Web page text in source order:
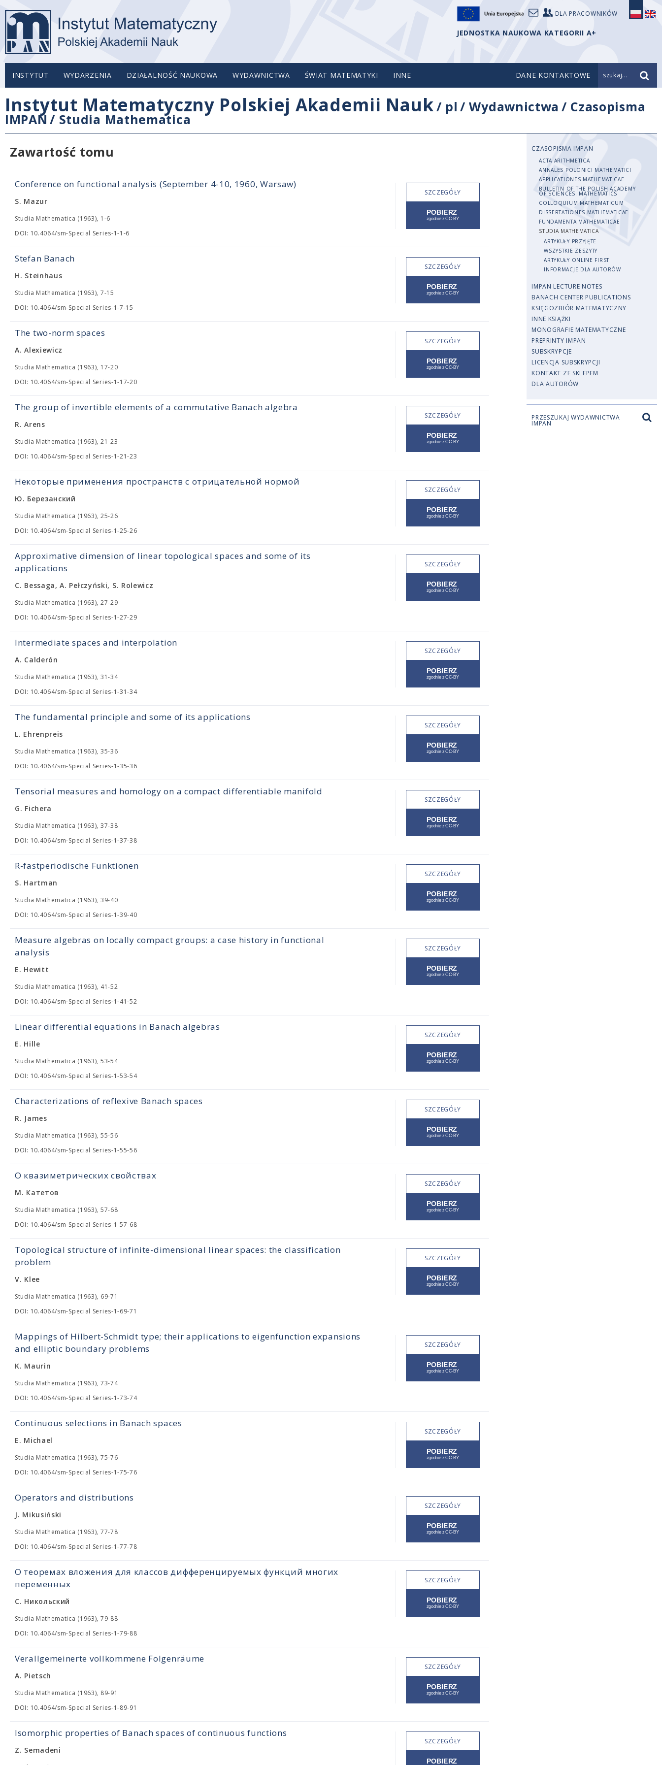
DLA PRACOWNIKÓW
JEDNOSTKA NAUKOWA KATEGORII A+
INSTYTUT WYDARZENIA DZIAŁALNOŚĆ NAUKOWA WYDAWNICTWA ŚWIAT MATEMATYKI INNE DANE KONTAKTOWE szukaj...
Instytut Matematyczny Polskiej Akademii Nauk/ pl /Wydawnictwa / Czasopisma
IMPAN / Studia Mathematica
Zawartość tomu
Conference on functional analysis (September 4-10, 1960, Warsaw)
S. Mazur
Studia Mathematica (1963), 1-6
DOI: 10.4064/sm-Special Series-1-1-6
SZCZEGÓŁY
Stefan Banach
H. Steinhaus
Studia Mathematica (1963), 7-15
DOI: 10.4064/sm-Special Series-1-7-15
SZCZEGÓŁY
The two-norm spaces
A. Alexiewicz
Studia Mathematica (1963), 17-20
DOI: 10.4064/sm-Special Series-1-17-20
SZCZEGÓŁY
The group of invertible elements of a commutative Banach algebra
R. Arens
Studia Mathematica (1963), 21-23
DOI: 10.4064/sm-Special Series-1-21-23
SZCZEGÓŁY
Некоторые применения пространств с отрицательной нормой
Ю. Березанский
Studia Mathematica (1963), 25-26
DOI: 10.4064/sm-Special Series-1-25-26
SZCZEGÓŁY
Approximative dimension of linear topological spaces and some of its
applications
C. Bessaga, A. Pełczyński, S. Rolewicz
Studia Mathematica (1963), 27-29
DOI: 10.4064/sm-Special Series-1-27-29
SZCZEGÓŁY
Intermediate spaces and interpolation
A. Calderón
Studia Mathematica (1963), 31-34
DOI: 10.4064/sm-Special Series-1-31-34
SZCZEGÓŁY
The fundamental principle and some of its applications
L. Ehrenpreis
Studia Mathematica (1963), 35-36
DOI: 10.4064/sm-Special Series-1-35-36
SZCZEGÓŁY
Tensorial measures and homology on a compact differentiable manifold
G. Fichera
Studia Mathematica (1963), 37-38
DOI: 10.4064/sm-Special Series-1-37-38
SZCZEGÓŁY
R-fastperiodische Funktionen
S. Hartman
Studia Mathematica (1963), 39-40
DOI: 10.4064/sm-Special Series-1-39-40
SZCZEGÓŁY
Measure algebras on locally compact groups: a case history in functional
analysis
E. Hewitt
Studia Mathematica (1963), 41-52
DOI: 10.4064/sm-Special Series-1-41-52
SZCZEGÓŁY
Linear differential equations in Banach algebras
E. Hille
Studia Mathematica (1963), 53-54
DOI: 10.4064/sm-Special Series-1-53-54
SZCZEGÓŁY
Characterizations of reflexive Banach spaces
R. James
Studia Mathematica (1963), 55-56
DOI: 10.4064/sm-Special Series-1-55-56
SZCZEGÓŁY
О квазиметрических свойствах
М. Катетов
Studia Mathematica (1963), 57-68
DOI: 10.4064/sm-Special Series-1-57-68
SZCZEGÓŁY
Topological structure of infinite-dimensional linear spaces: the classification
problem
V. Klee
Studia Mathematica (1963), 69-71
DOI: 10.4064/sm-Special Series-1-69-71
SZCZEGÓŁY
Mappings of Hilbert-Schmidt type; their applications to eigenfunction expansions
and elliptic boundary problems
K. Maurin
Studia Mathematica (1963), 73-74
DOI: 10.4064/sm-Special Series-1-73-74
SZCZEGÓŁY
Continuous selections in Banach spaces
E. Michael
Studia Mathematica (1963), 75-76
DOI: 10.4064/sm-Special Series-1-75-76
SZCZEGÓŁY
Operators and distributions
J. Mikusiński
Studia Mathematica (1963), 77-78
DOI: 10.4064/sm-Special Series-1-77-78
SZCZEGÓŁY
О теоремах вложения для классов дифференцируемых функций многих
переменных
С. Никольский
Studia Mathematica (1963), 79-88
DOI: 10.4064/sm-Special Series-1-79-88
SZCZEGÓŁY
Verallgemeinerte vollkommene Folgenräume
A. Pietsch
Studia Mathematica (1963), 89-91
DOI: 10.4064/sm-Special Series-1-89-91
SZCZEGÓŁY
Isomorphic properties of Banach spaces of continuous functions
Z. Semadeni
SZCZEGÓŁY
CZASOPISMA IMPAN
ACTA ARITHMETICA
ANNALES POLONICI MATHEMATICI
APPLICATIONES MATHEMATICAE
BULLETIN OF THE POLISH ACADEMY
OF SCIENCES. MATHEMATICS
COLLOQUIUM MATHEMATICUM
DISSERTATIONES MATHEMATICAE
FUNDAMENTA MATHEMATICAE
STUDIA MATHEMATICA
ARTYKUŁY PRZYJĘTE
WSZYSTKIE ZESZYTY
ARTYKUŁY ONLINE FIRST
INFORMACJE DLA AUTORÓW
IMPAN LECTURE NOTES
BANACH CENTER PUBLICATIONS
KSIĘGOZBIÓR MATEMATYCZNY
INNE KSIĄŻKI
MONOGRAFIE MATEMATYCZNE
PREPRINTY IMPAN
SUBSKRYPCJE
LICENCJA SUBSKRYPCJI
KONTAKT ZE SKLEPEM
DLA AUTORÓW
PRZESZUKAJ WYDAWNICTWA
IMPAN